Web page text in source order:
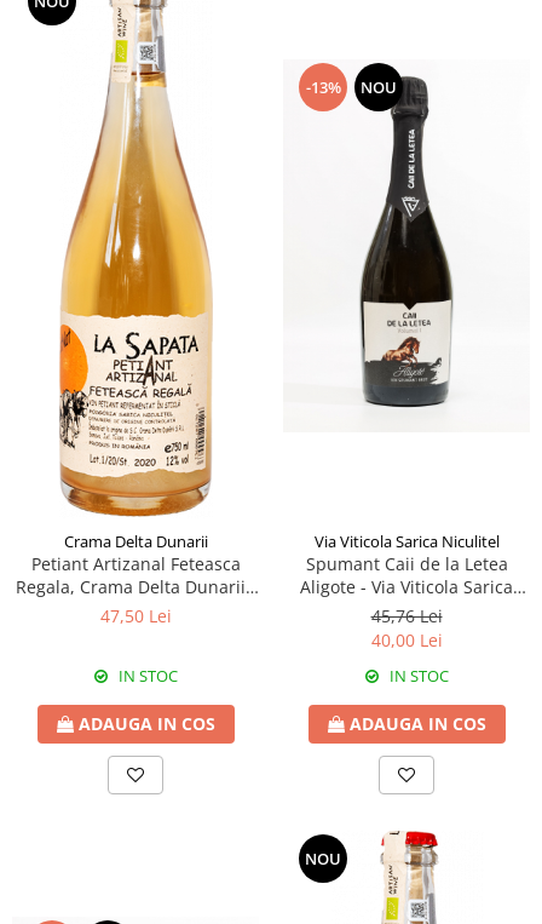
Crama Delta Dunarii
Petiant Artizanal Feteasca
Regala, Crama Delta Dunarii -
La Sapata
47,50 Lei
IN STOC
ADAUGA IN COS
-13% NOU
Via Viticola Sarica Niculitel
Spumant Caii de la Letea
Aligote - Via Viticola Sarica
Niculitel
45,76 Lei
40,00 Lei
IN STOC
ADAUGA IN COS
NOU